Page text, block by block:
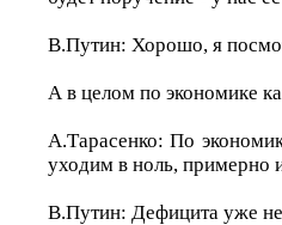
В.Путин: Хорошо, я
А в целом по экономике
А.Тарасенко: По
уходим в ноль, примерно
В.Путин: Дефицита уже